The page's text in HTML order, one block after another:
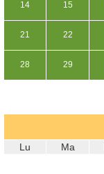
14 15
21 22
28 29
Lu Ma